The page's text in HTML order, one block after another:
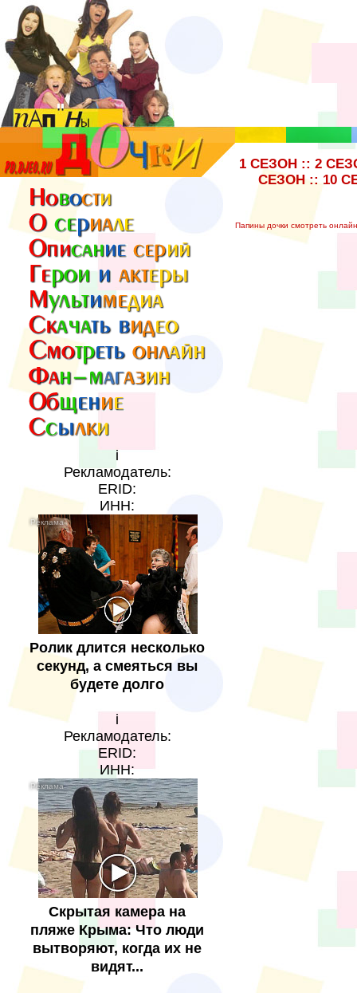
i
Рекламодатель:
ERID:
ИНН:
Ролик длится несколько
секунд, а смеяться вы
будете долго
i
Рекламодатель:
ERID:
ИНН:
Скрытая камера на
пляже Крыма: Что люди
вытворяют, когда их не
видят...
1 СЕЗОН ::2
СЕЗОН:: 10
Папины дочки смотреть онлайн